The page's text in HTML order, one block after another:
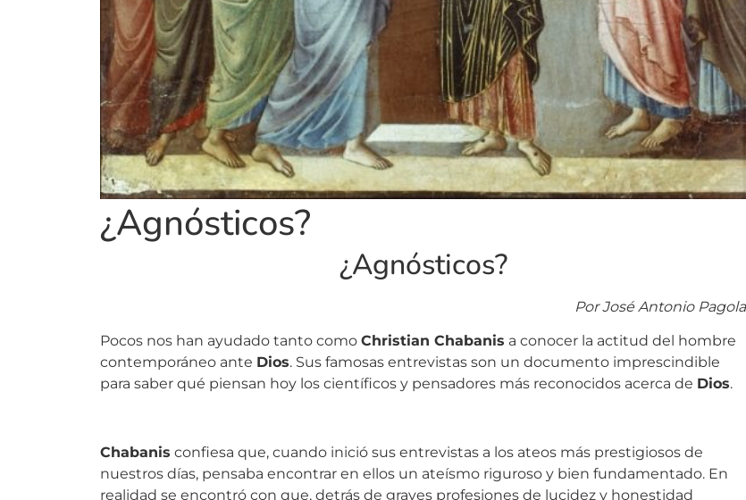
¿Agnósticos?
¿Agnósticos?
Por José Antonio Pagola
Pocos nos han ayudado tanto como Christian Chabanis a conocer la actitud del hombre
contemporáneo ante Dios . Sus famosas entrevistas son un documento imprescindible
para saber qué piensan hoy los científicos y pensadores más reconocidos acerca de Dios
Chabanis confiesa que, cuando inició sus entrevistas a los ateos más prestigiosos de
nuestros días, pensaba encontrar en ellos un ateísmo riguroso y bien fundamentado. En
realidad se encontró con que, detrás de graves profesiones de lucidez y honestidad